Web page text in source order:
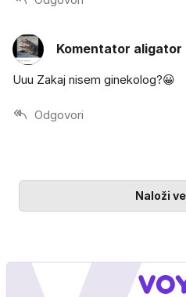
Komentator aligator
Uuu Zakaj nisem ginekolog?😀
Odgovori
Naloži